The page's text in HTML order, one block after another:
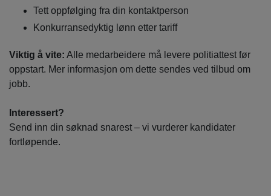
Tett oppfølging fra din kontaktperson
Konkurransedyktig lønn etter tariff
Viktig å vite: Alle medarbeidere må levere politiattest før
oppstart. Mer informasjon om dette sendes ved tilbud om
jobb.
Interessert?
Send inn din søknad snarest – vi vurderer kandidater
fortløpende.